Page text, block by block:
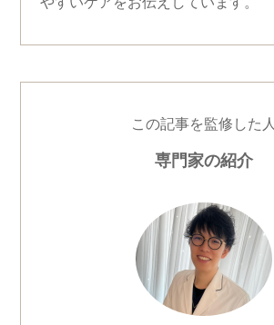
この記事を監修した人
専門家の紹介